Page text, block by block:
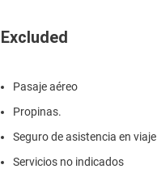
Excluded
Pasaje aéreo
Propinas.
Seguro de asistencia en viaje
Servicios no indicados